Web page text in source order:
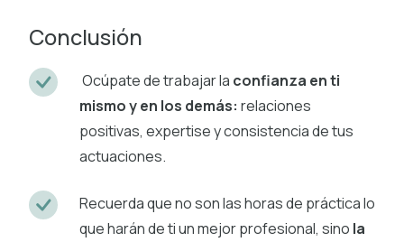
Conclusión
Ocúpate de trabajar la confianza en ti
mismo y en los demás: relaciones
positivas, expertise y consistencia de tus
actuaciones.
Recuerda que no son las horas de práctica lo
que harán de ti un mejor profesional, sino la